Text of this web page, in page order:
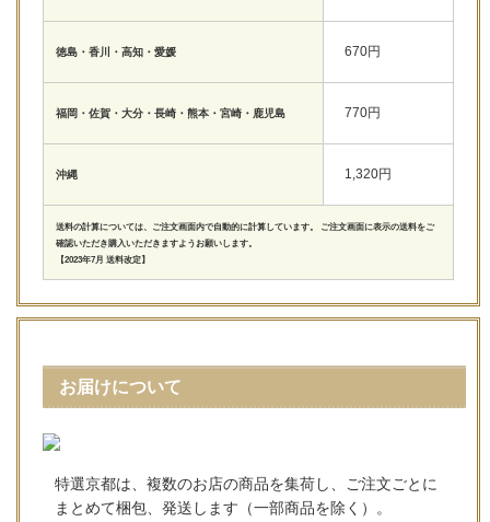
徳島・香川・高知・愛媛 670円
福岡・佐賀・大分・長崎・熊本・宮崎・鹿児島 770円
沖縄 1,320円
送料の計算については、ご注文画面内で自動的に計算しています。 ご注文画面に表示の送料をご
確認いただき購入いただきますようお願いします。
【2023年7月 送料改定】
お届けについて
特選京都は、複数のお店の商品を集荷し、ご注文ごとに
まとめて梱包、発送します（一部商品を除く）。